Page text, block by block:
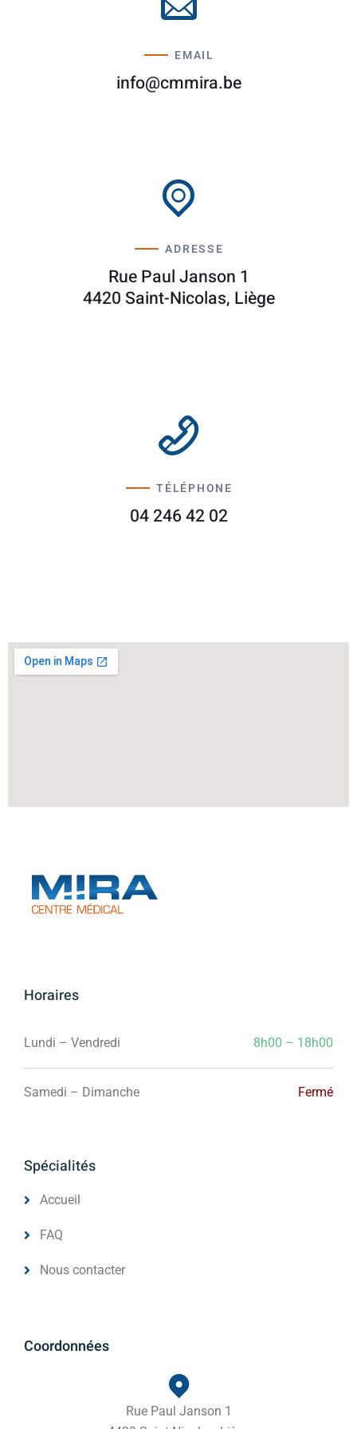
EMAIL
info@cmmira.be
ADRESSE
Rue Paul Janson 1
4420 Saint-Nicolas, Liège
TÉLÉPHONE
04 246 42 02
Horaires
Lundi – Vendredi 8h00 – 18h00
Samedi – Dimanche Fermé
Spécialités
Accueil
FAQ
Nous contacter
Coordonnées
Rue Paul Janson 1